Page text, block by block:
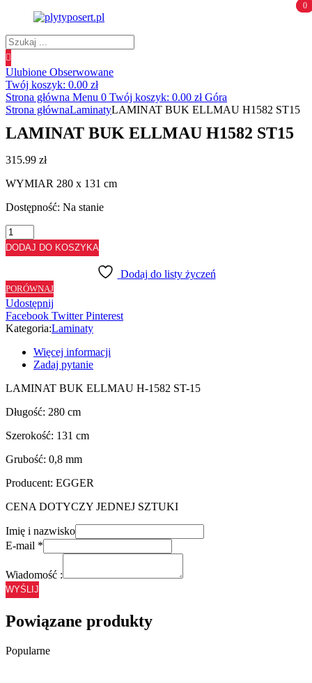
Wyszukiwanie
produktów
0
Ulubione Obserwowane
0
Twój koszyk: 0.00 zł
Strona główna Menu 0 Twój koszyk: 0.00 zł Góra
Strona głównaLaminatyLAMINAT BUK ELLMAU H1582 ST15
LAMINAT BUK ELLMAU H1582 ST15
315.99 zł
WYMIAR 280 x 131 cm
Dostępność: Na stanie
ilość
LAMINAT
BUK
H1582
ST15
DODAJ DO KOSZYKA
Dodaj do listy życzeń
PORÓWNAJ
Udostępnij
Facebook Twitter Pinterest
Kategoria:Laminaty
Więcej informacji
Zadaj pytanie
LAMINAT BUK ELLMAU H-1582 ST-15
Długość: 280 cm
Szerokość: 131 cm
Grubość: 0,8 mm
Producent: EGGER
CENA DOTYCZY JEDNEJ SZTUKI
Imię i nazwisko
E-mail *
Wiadomość :
WYŚLIJ
Powiązane produkty
Popularne